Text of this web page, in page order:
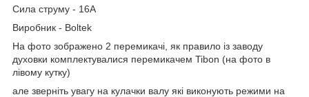
Сила струму - 16А
Виробник - Boltek
На фото зображено 2 перемикачі, як правило із заводу
духовки комплектувалися перемикачем Tibon (на фото в
лівому кутку)
але зверніть увагу на кулачки валу які виконують режими на